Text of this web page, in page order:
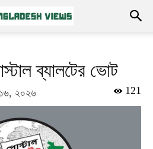
ব্যালটের ভোট
১৬, ২০২৬ 121